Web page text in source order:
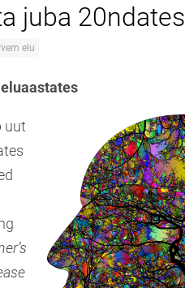
juba 20ndates
elu
uut